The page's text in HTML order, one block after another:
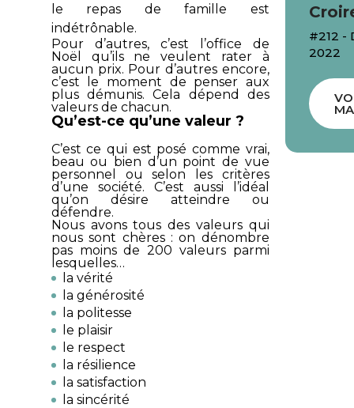
le repas de famille est
indétrônable.
Pour d’autres, c’est l’office de
Noël qu’ils ne veulent rater à
aucun prix. Pour d’autres encore,
c’est le moment de penser aux
plus démunis. Cela dépend des
valeurs de chacun.
Qu’est-ce qu’une valeur ?
C’est ce qui est posé comme vrai,
beau ou bien d’un point de vue
personnel ou selon les critères
d’une société. C’est aussi l’idéal
qu’on désire atteindre ou
défendre.
Nous avons tous des valeurs qui
nous sont chères : on dénombre
pas moins de 200 valeurs parmi
lesquelles…
la vérité
la générosité
la politesse
le plaisir
le respect
la résilience
la satisfaction
la sincérité
#212 -
2022